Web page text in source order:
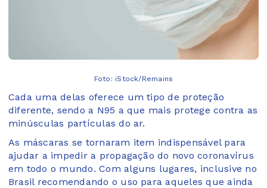
Foto: iStock/Remains
Cada uma delas oferece um tipo de proteção
diferente, sendo a N95 a que mais protege contra as
minúsculas partículas do ar.
As máscaras se tornaram item indispensável para
ajudar a impedir a propagação do novo coronavírus
em todo o mundo. Com alguns lugares, inclusive no
Brasil recomendando o uso para aqueles que ainda